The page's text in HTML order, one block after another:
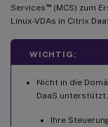
Services ™(MCS) zum
Linux-VDAs in Citrix
WICHTIG:
Nicht in die
DaaS unterstützt.
Ihre
Schritt 3c:
installieren (nur für
Schritt 3d: (Nur für
/etc/network/